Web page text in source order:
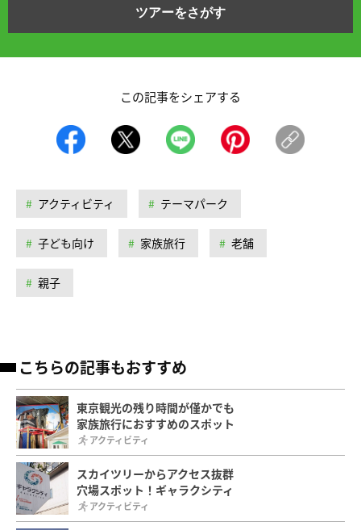
ツアーをさがす
この記事をシェアする
アクティビティ テーマパーク
子ども向け 家族旅行 老舗
親子
こちらの記事もおすすめ
東京観光の残り時間が僅かでも
家族旅行におすすめのスポット
アクティビティ
スカイツリーからアクセス抜群
穴場スポット！ギャラクシティ
アクティビティ